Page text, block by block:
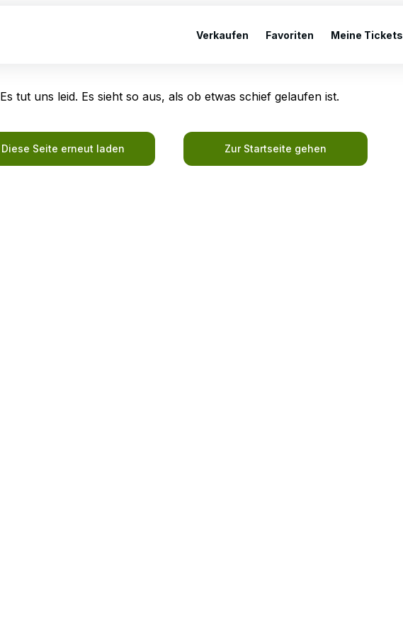
Verkaufen Favoriten Meine Tickets
Es tut uns leid. Es sieht so aus, als ob etwas schief gelaufen ist.
Diese Seite erneut laden Zur Startseite gehen